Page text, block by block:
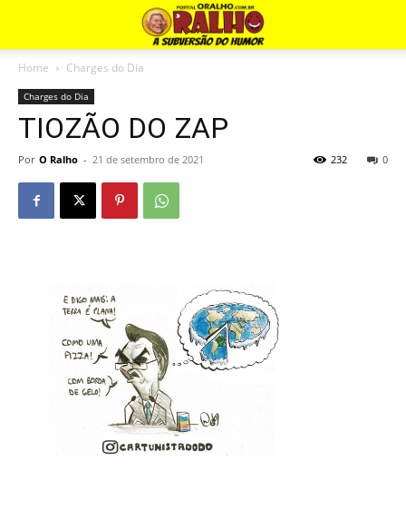
Home Charges do Dia
Charges do Dia
TIOZÃO DO ZAP
Por O Ralho - 21 de setembro de 2021 0
232